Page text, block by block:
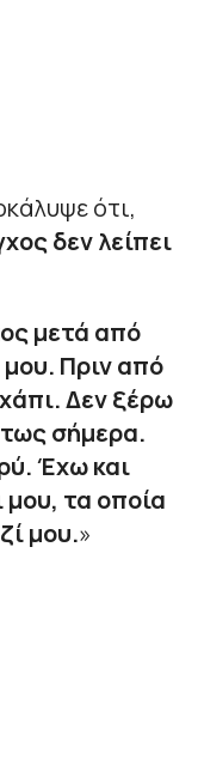
ότι,
δεν λείπει
μετά από
μου. Πριν από
Δεν ξέρω
σήμερα.
Έχω και
μου, τα οποία
μου.»